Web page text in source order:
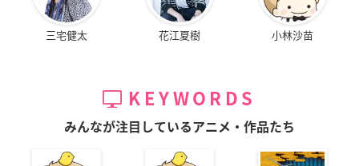
三宅健太 花江夏樹 小林沙苗
KEYWORDS
みんなが注目しているアニメ・作品たち